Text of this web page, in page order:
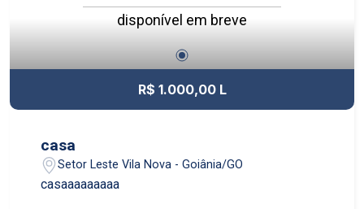
disponível em breve
R$ 1.000,00 L
casa
Setor Leste Vila Nova - Goiânia/GO
casaaaaaaaaa